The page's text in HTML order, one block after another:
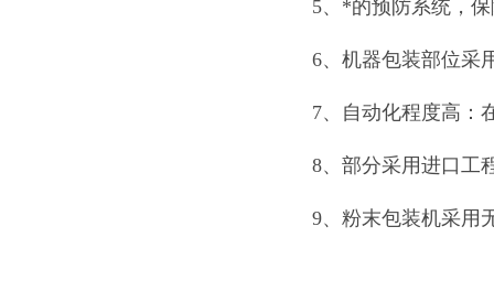
5、*的预防系统，
6、机器包装部位采
7、自动化程度高：
8、部分采用进口工
9、粉末包装机采用